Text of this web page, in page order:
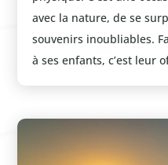
avec la nature, de se
souvenirs inoubliables.
à ses enfants, c’est leur